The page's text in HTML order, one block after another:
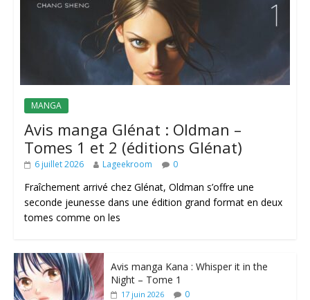
MANGA
Avis manga Glénat : Oldman –
Tomes 1 et 2 (éditions Glénat)
6 juillet 2026 Lageekroom 0
Fraîchement arrivé chez Glénat, Oldman s’offre une
seconde jeunesse dans une édition grand format en deux
tomes comme on les
Avis manga Kana : Whisper it in the
Night – Tome 1
17 juin 2026 0